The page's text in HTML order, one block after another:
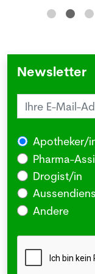
Newsletter
Apotheker/
Pharma-
Drogist/in
Andere